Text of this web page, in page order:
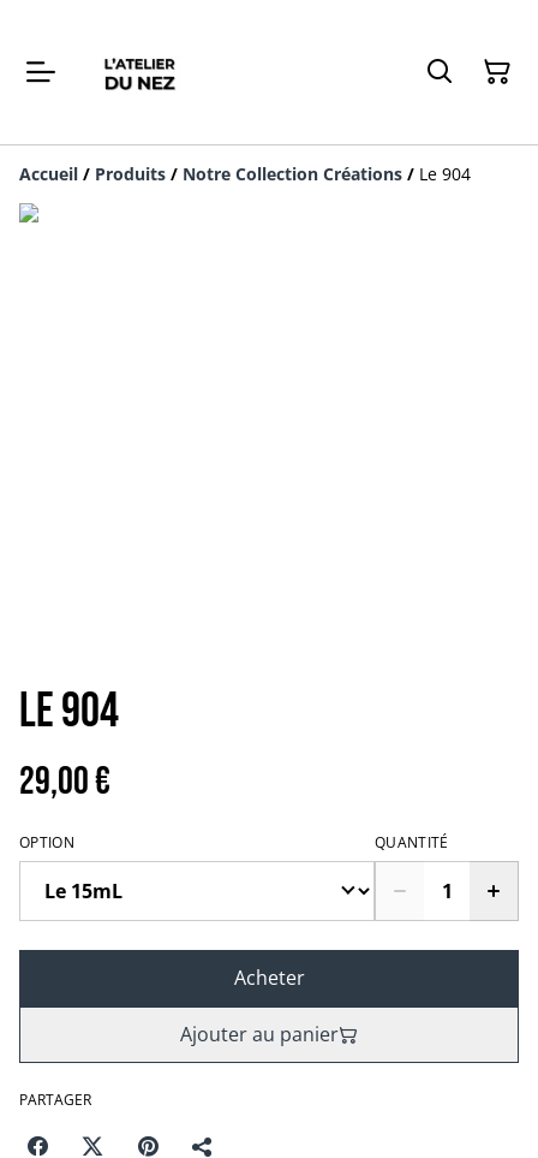
Accueil / Produits / Notre Collection Créations / Le 904
Le 904
29,00 €
OPTION QUANTITÉ
Acheter
Ajouter au panier
PARTAGER